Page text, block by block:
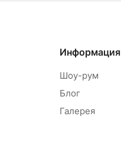
Информация
Шоу-рум
Блог
Галерея